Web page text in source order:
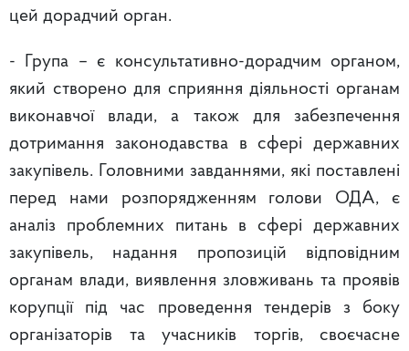
цей дорадчий орган.
- Група – є консультативно-дорадчим органом,
який створено для сприяння діяльності органам
виконавчої влади, а також для забезпечення
дотримання законодавства в сфері державних
закупівель. Головними завданнями, які поставлені
перед нами розпорядженням голови ОДА, є
аналіз проблемних питань в сфері державних
закупівель, надання пропозицій відповідним
органам влади, виявлення зловживань та проявів
корупції під час проведення тендерів з боку
організаторів та учасників торгів, своєчасне